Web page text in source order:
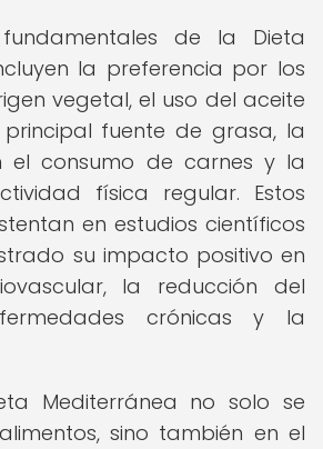
de la Dieta
la preferencia por los
vegetal, el uso del aceite
fuente de grasa, la
el consumo de carnes y la
física regular. Estos
en estudios científicos
su impacto positivo en
la reducción del
crónicas y la
Mediterránea no solo se
sino también en el